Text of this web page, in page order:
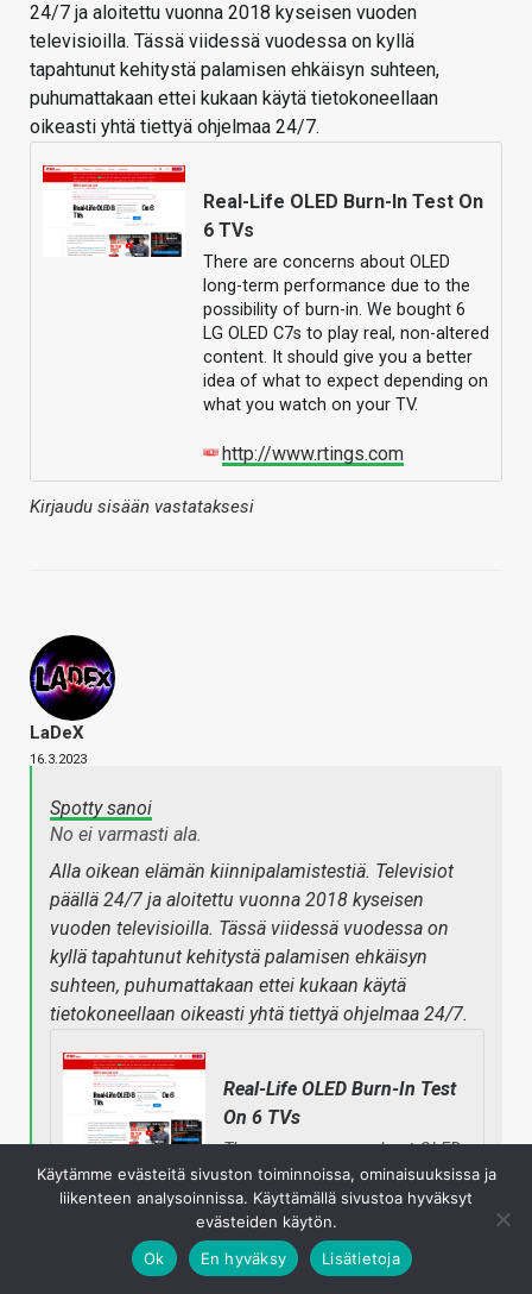
24/7 ja aloitettu vuonna 2018 kyseisen vuoden
televisioilla. Tässä viidessä vuodessa on kyllä
tapahtunut kehitystä palamisen ehkäisyn suhteen,
puhumattakaan ettei kukaan käytä tietokoneellaan
oikeasti yhtä tiettyä ohjelmaa 24/7.
Real-Life OLED Burn-In Test On
6 TVs
There are concerns about OLED
long-term performance due to the
possibility of burn-in. We bought 6
LG OLED C7s to play real, non-altered
content. It should give you a better
idea of what to expect depending on
what you watch on your TV.
http://www.rtings.com
Kirjaudu sisään vastataksesi
LaDeX
16.3.2023
Spotty sanoi
No ei varmasti ala.
Alla oikean elämän kiinnipalamistestiä. Televisiot
päällä 24/7 ja aloitettu vuonna 2018 kyseisen
vuoden televisioilla. Tässä viidessä vuodessa on
kyllä tapahtunut kehitystä palamisen ehkäisyn
suhteen, puhumattakaan ettei kukaan käytä
tietokoneellaan oikeasti yhtä tiettyä ohjelmaa 24/7.
Real-Life OLED Burn-In Test
On 6 TVs
There are concerns about OLED
long-term performance due to
the possibility of burn-in. We
bought 6 LG OLED C7s to play
real, non-altered content. It
should give you a better idea of
Käytämme evästeitä sivuston toiminnoissa, ominaisuuksissa ja
liikenteen analysoinnissa. Käyttämällä sivustoa hyväksyt
evästeiden käytön.
Ok
En hyväksy Lisätietoja